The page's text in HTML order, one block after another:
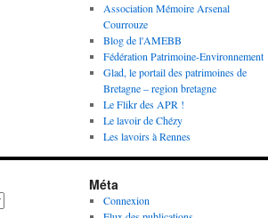
Association Mémoire Arsenal
Courrouze
Blog de l'AMEBB
Fédération Patrimoine-Environnement
Glad, le portail des patrimoines de
Bretagne – region bretagne
Le Flikr des APR !
Le lavoir de Chézy
Les lavoirs à Rennes
Méta
Connexion